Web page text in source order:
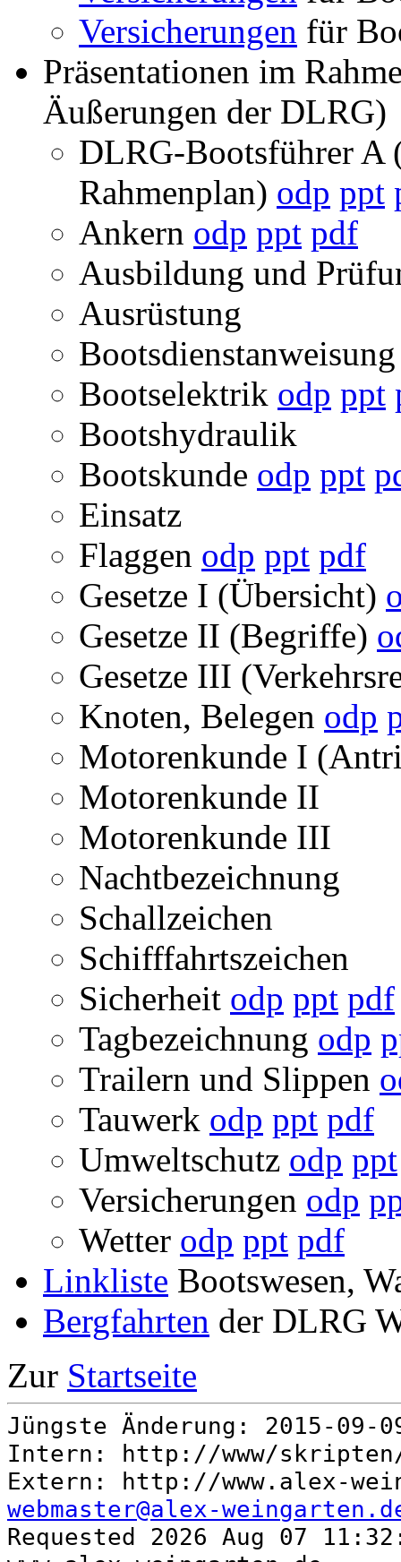
Versicherungen für
Präsentationen im
Äußerungen der DLRG)
DLRG-Bootsführer A
Rahmenplan) odp ppt
Ankern odp ppt pdf
Ausbildung und
Ausrüstung
Bootselektrik odp ppt
Bootshydraulik
Bootskunde odp ppt
Einsatz
Flaggen odp ppt pdf
Gesetze I (Übersicht)
Gesetze II (Begriffe)
Gesetze III
Knoten, Belegen odp
Motorenkunde I
Motorenkunde II
Motorenkunde III
Nachtbezeichnung
Schallzeichen
Schifffahrtszeichen
Sicherheit odp ppt pdf
Tagbezeichnung odp
Trailern und Slippen
Tauwerk odp ppt pdf
Umweltschutz odp ppt
Versicherungen odp
Wetter odp ppt pdf
Linkliste Bootswesen,
Bergfahrten der DLRG
Zur Startseite
Jüngste Änderung: 2015-09-
Intern: http://www/
Extern: http://www.alex-
webmaster@alex-
Requested 2026 Aug 07